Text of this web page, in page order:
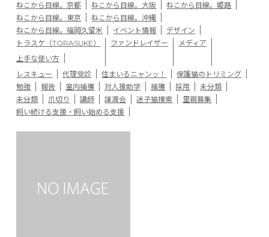
ねこから目線。京都
ねこから目線。大阪
ねこから目線。姫路
ねこから目線。東京
ねこから目線。沖縄
ねこから目線。福岡久留米
イベント情報
デザイン
トラスケ（TORASUKE）
上手な使い方
ファンドレイザー メディア
レスキュー 代理受診 住まいるニャンッ！
保護猫のトリミング
勉強
報告 室内捕獲 対人援助学 捕獲 採用
未分類
未分類
爪切り 講師 譲渡会 迷子猫捜索
里親募集
飼い続ける支援・飼い始める支援